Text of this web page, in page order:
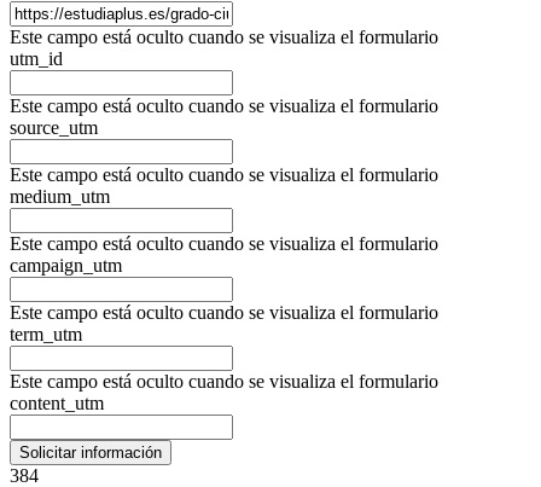
Este campo está oculto cuando se visualiza el formulario
utm_id
Este campo está oculto cuando se visualiza el formulario
source_utm
Este campo está oculto cuando se visualiza el formulario
medium_utm
Este campo está oculto cuando se visualiza el formulario
campaign_utm
Este campo está oculto cuando se visualiza el formulario
term_utm
Este campo está oculto cuando se visualiza el formulario
content_utm
384